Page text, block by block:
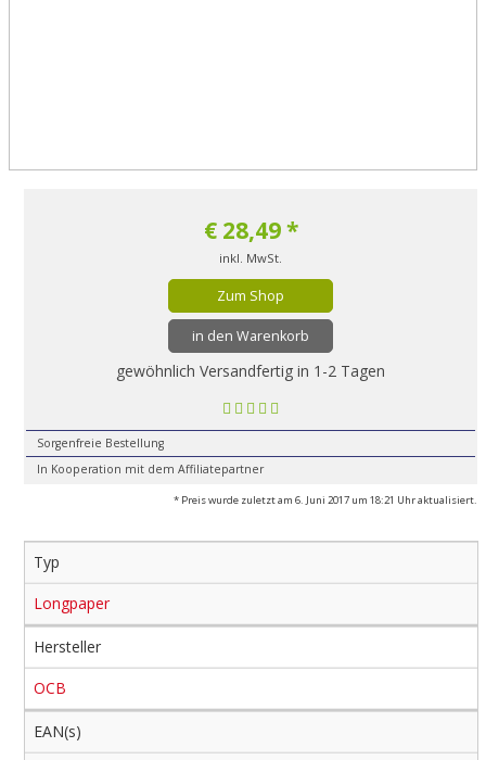
€ 28,49*
inkl. MwSt.
Zum Shop
in den Warenkorb
gewöhnlich Versandfertig in 1-2 Tagen
Sorgenfreie Bestellung
In Kooperation mit dem Affiliatepartner
* Preis wurde zuletzt am 6. Juni 2017 um 18:21 Uhr aktualisiert.
Typ
Longpaper
Hersteller
OCB
EAN(s)